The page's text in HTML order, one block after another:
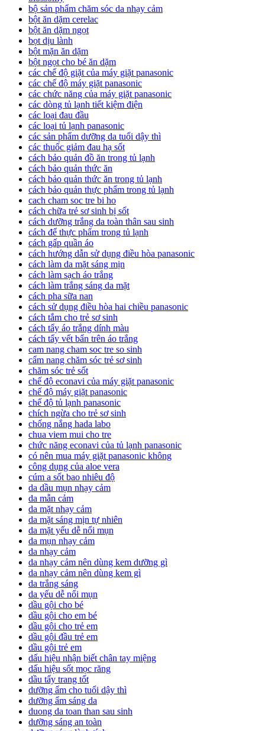
bộ sản phẩm chăm sóc da nhạy cảm
bột ăn dặm cerelac
bột ăn dặm ngọt
bọt dịu lành
bột mặn ăn dặm
bột ngọt cho bé ăn dặm
các chế độ giặt của máy giặt panasonic
các chế độ máy giặt panasonic
các chức năng của máy giặt panasonic
các dòng tủ lạnh tiết kiệm điện
các loại đau đầu
các loại tủ lạnh panasonic
các sản phẩm dưỡng da tuổi dậy thì
các thuốc giảm đau hạ sốt
cách bảo quản đồ ăn trong tủ lạnh
cách bảo quản thức ăn
cách bảo quản thức ăn trong tủ lạnh
cách bảo quản thực phẩm trong tủ lạnh
cach cham soc tre bi ho
cách chữa trẻ sơ sinh bị sốt
cách dưỡng trắng da toàn thân sau sinh
cách để thực phẩm trong tủ lạnh
cách gấp quần áo
cách hướng dẫn sử dụng điều hòa panasonic
cách làm da mặt sáng mịn
cách làm sạch áo trắng
cách làm trắng sáng da mặt
cách pha sữa nan
cách sử dụng điều hòa hai chiều panasonic
cách tắm cho trẻ sơ sinh
cách tẩy áo trắng dính màu
cách tẩy vết bẩn trên áo trắng
cam nang cham soc tre so sinh
cẩm nang chăm sóc trẻ sơ sinh
chăm sóc trẻ sốt
chế độ econavi của máy giặt panasonic
chế độ máy giặt panasonic
chế độ tủ lạnh panasonic
chích ngừa cho trẻ sơ sinh
chống nắng hada labo
chua viem mui cho tre
chức năng econavi của tủ lạnh panasonic
có nên mua máy giặt panasonic không
công dụng của aloe vera
cúm a sốt bao nhiêu độ
da dầu mụn nhạy cảm
da mẫn cảm
da mặt nhạy cảm
da mặt sáng mịn tự nhiên
da mặt yếu dễ nổi mụn
da mụn nhạy cảm
da nhạy cảm
da nhạy cảm nên dùng kem dưỡng gì
da nhạy cảm nên dùng kem gì
da trắng sáng
da yếu dễ nổi mụn
dầu gội cho bé
dầu gội cho em bé
dầu gội cho trẻ em
dầu gội đầu trẻ em
dầu gội trẻ em
dấu hiệu nhận biết chân tay miệng
dấu hiệu sốt mọc răng
dầu tẩy trang tốt
dưỡng ẩm cho tuổi dậy thì
dưỡng ẩm sáng da
duong da toan than sau sinh
dưỡng sáng an toàn